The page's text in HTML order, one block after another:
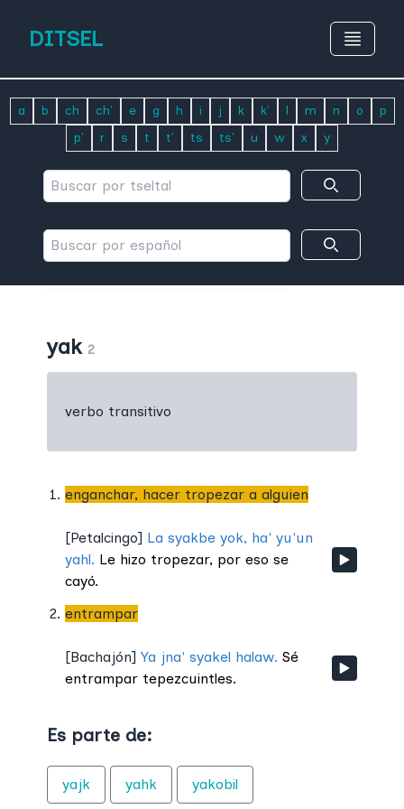
DITSEL
a b ch ch' e g h i j k k' l m n o
p
p'
r s t t' ts ts' u w x y
yak 2
verbo transitivo
enganchar, hacer tropezar a alguien
[Petalcingo] La syakbe yok, ha' yu'un
yahl. Le hizo tropezar, por eso se
cayó.
entrampar
[Bachajón] Ya jna' syakel halaw. Sé
entrampar tepezcuintles.
Es parte de:
yajk yahk yakobil